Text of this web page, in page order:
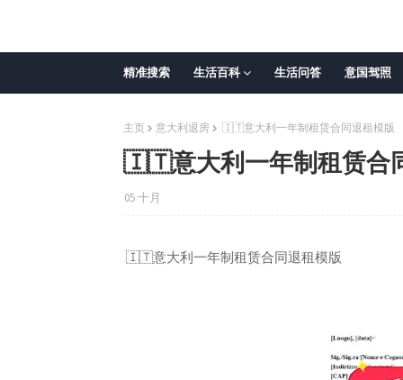
精准搜索 生活百科 生活问答 意国驾照
主页 意大利退房 🇮🇹意大利一年制租赁合同退租模版
🇮🇹意大利一年制租赁合
05 十月
🇮🇹意大利一年制租赁合同退租模版